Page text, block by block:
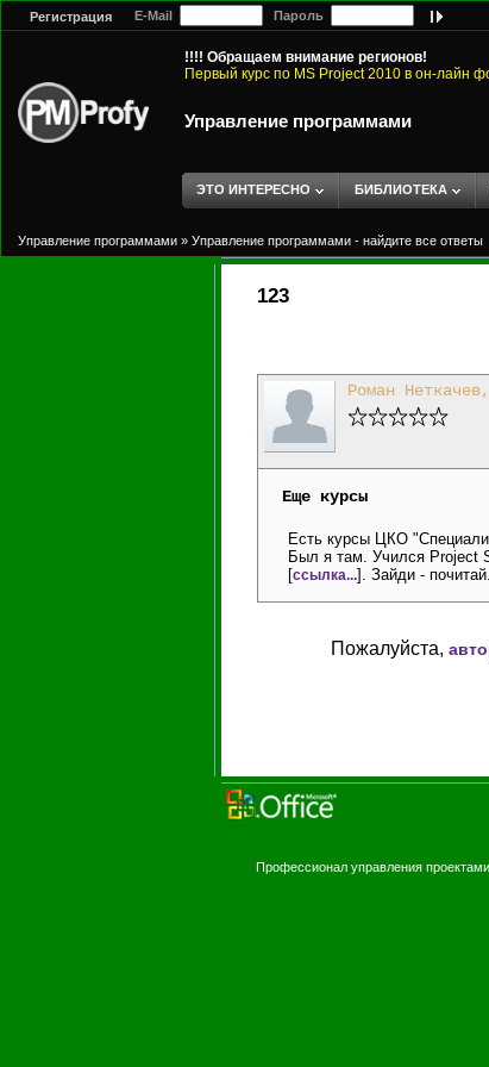
Регистрация E-Mail Пароль
!!!! Обращаем внимание регионов!
Первый курс по MS Project 2010 в он-лайн
Управление программами
ЭТО ИНТЕРЕСНО БИБЛИОТЕКА
Управление программами » Управление программами - найдите все ответы
123
Роман
Еще курсы
Есть курсы ЦКО
Был я там. Учился Project
[ссылка...]. Зайди -
Пожалуйста,
Профессионал управления проектами